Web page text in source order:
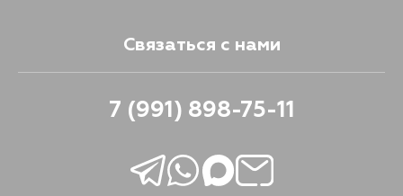
Связаться с нами
7 (991) 898-75-11